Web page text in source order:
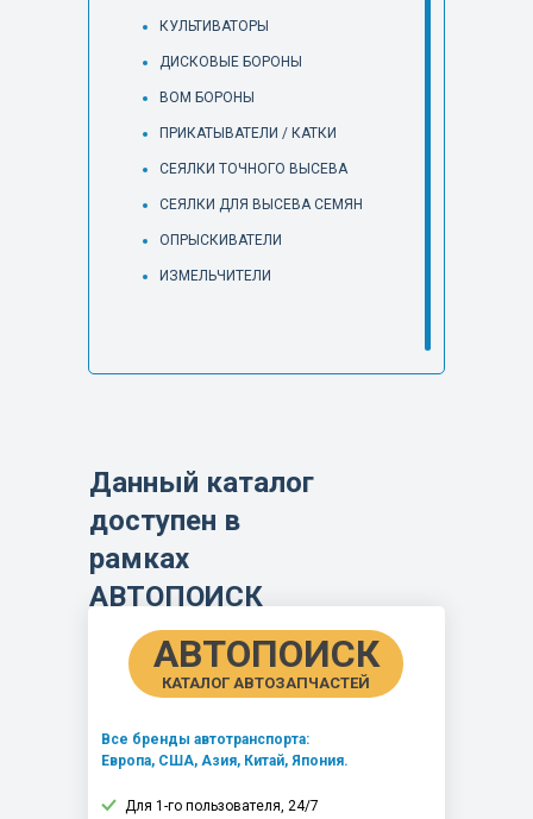
КУЛЬТИВАТОРЫ
ДИСКОВЫЕ БОРОНЫ
ВОМ БОРОНЫ
ПРИКАТЫВАТЕЛИ / КАТКИ
СЕЯЛКИ ТОЧНОГО ВЫСЕВА
СЕЯЛКИ ДЛЯ ВЫСЕВА СЕМЯН
ОПРЫСКИВАТЕЛИ
ИЗМЕЛЬЧИТЕЛИ
Данный каталог
доступен в
рамках
АВТОПОИСК
КАТАЛОГ АВТОЗАПЧАСТЕЙ
АВТОПОИСК
Все бренды автотранспорта:
Европа, США, Азия, Китай, Япония.
Для 1-го пользователя, 24/7